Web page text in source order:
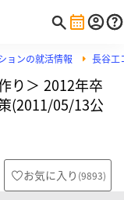
ョンの就活情報 長谷工
り＞ 2012年卒
(2011/05/13公
お気に入り (9893)